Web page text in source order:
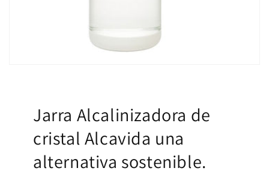
Jarra Alcalinizadora de
cristal Alcavida una
alternativa sostenible.